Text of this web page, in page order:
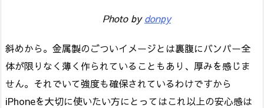
Photo bydonpy
斜めから。金属製のごついイメージとは裏腹にバンパー全
体が限りなく薄く作られていることもあり、厚みを感じま
せん。それでいて強度も確保されているわけですから
iPhoneを大切に使いたい方にとってはこれ以上の安心感は